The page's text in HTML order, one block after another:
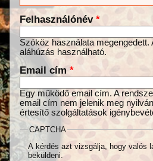
Felhasználónév *
Szóköz használata
aláhúzás használható.
Email cím *
Egy működő email cím. A
email cím nem jelenik meg
értesítő szolgáltatások
CAPTCHA
A kérdés azt vizsgálja, hogy valós
beküldeni.